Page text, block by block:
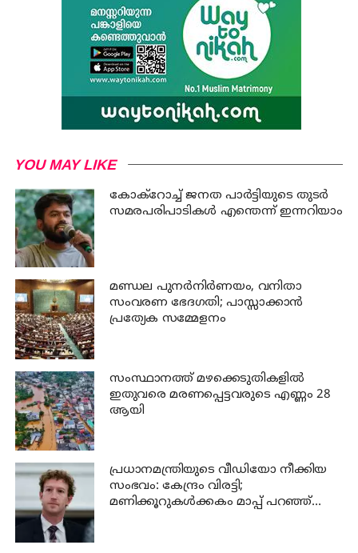
YOU MAY LIKE
കോക്റോച്ച് ജനത പാര്‍ട്ടിയുടെ തുടര്‍
സമരപരിപാടികള്‍ എന്തെന്ന് ഇന്നറിയാം
മണ്ഡല പുനർനിർണയം, വനിതാ
സംവരണ ഭേദഗതി; പാസ്സാക്കാൻ
പ്രത്യേക സമ്മേളനം
സംസ്ഥാനത്ത് മഴക്കെടുതികളില്‍
ഇതുവരെ മരണപ്പെട്ടവരുടെ എണ്ണം 28
ആയി
പ്രധാനമന്ത്രിയുടെ വീഡിയോ നീക്കിയ
സംഭവം: കേന്ദ്രം വിരട്ടി;
മണിക്കൂറുകൾക്കകം മാപ്പ് പറഞ്ഞ്